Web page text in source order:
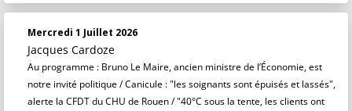
Mercredi 1 Juillet 2026
Jacques Cardoze
Au programme : Bruno Le Maire, ancien ministre de l’Économie, est
notre invité politique / Canicule : "les soignants sont épuisés et lassés",
alerte la CFDT du CHU de Rouen / "40°C sous la tente, les clients ont